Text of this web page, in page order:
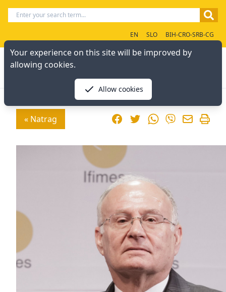
EN SLO BIH-CRO-SRB-CG
« Natrag FacebookTwitterWhatsApp
Viber
Your experience on this site will be improved by
allowing cookies.
Allow cookies